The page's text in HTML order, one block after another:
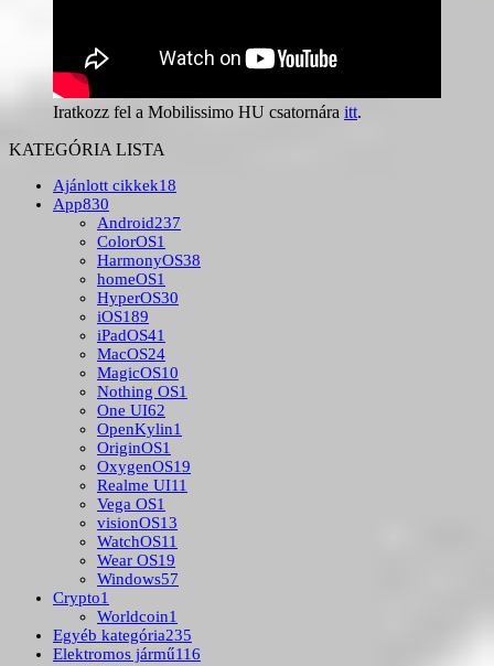
Iratkozz fel a Mobilissimo HU csatornára itt.
KATEGÓRIA LISTA
Ajánlott cikkek18
App830
Android237
ColorOS1
HarmonyOS38
homeOS1
HyperOS30
iOS189
iPadOS41
MacOS24
MagicOS10
Nothing OS1
One UI62
OpenKylin1
OriginOS1
OxygenOS19
Realme UI11
Vega OS1
visionOS13
WatchOS11
Wear OS19
Windows57
Crypto1
Worldcoin1
Egyéb kategória235
Elektromos jármű116